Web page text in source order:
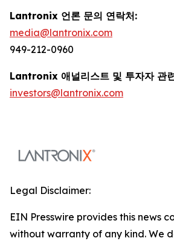
Lantronix 언론 문의 연락처:
media@lantronix.com
949-212-0960
Lantronix 애널리스트 및 투자자 관
investors@lantronix.com
Legal Disclaimer:
EIN Presswire provides this news
without warranty of any kind. We